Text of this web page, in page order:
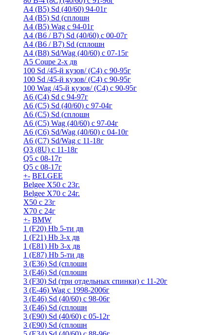
A4 (B5) Sd (40/60) 94-01г
A4 (B5) Sd (сплошн
A4 (B5) Wag с 94-01г
A4 (B6 / B7) Sd (40/60) с 00-07г
A4 (B6 / B7) Sd (сплошн
A4 (B8) Sd/Wag (40/60) с 07-15г
А5 Coupe 2-х дв
100 Sd /45-й кузов/ (С4) с 90-95г
100 Sd /45-й кузов/ (С4) с 90-95г
100 Wag /45-й кузов/ (С4) с 90-95г
А6 (С4) Sd с 94-97г
A6 (С5) Sd (40/60) с 97-04г
A6 (С5) Sd (сплошн
A6 (С5) Wag (40/60) с 97-04г
A6 (С6) Sd/Wag (40/60) c 04-10г
А6 (C7) Sd/Wag с 11-18г
Q3 (8U) с 11-18г
Q5 с 08-17г
Q5 с 08-17г
+- BELGEE
Belgee X50 с 23г.
Belgee X70 с 24г.
X50 с 23г
X70 с 24г
+- BMW
1 (F20) Hb 5-ти дв
1 (F21) Hb 3-х дв
1 (Е81) Hb 3-х дв
1 (Е87) Hb 5-ти дв
3 (E36) Sd (сплошн
3 (E46) Sd (сплошн
3 (F30) Sd (три отдельных спинки) с 11-20г
3 (Е-46) Wag с 1998-2006г
3 (Е46) Sd (40/60) с 98-06г
3 (Е46) Sd (сплошн
3 (Е90) Sd (40/60) с 05-12г
3 (Е90) Sd (сплошн